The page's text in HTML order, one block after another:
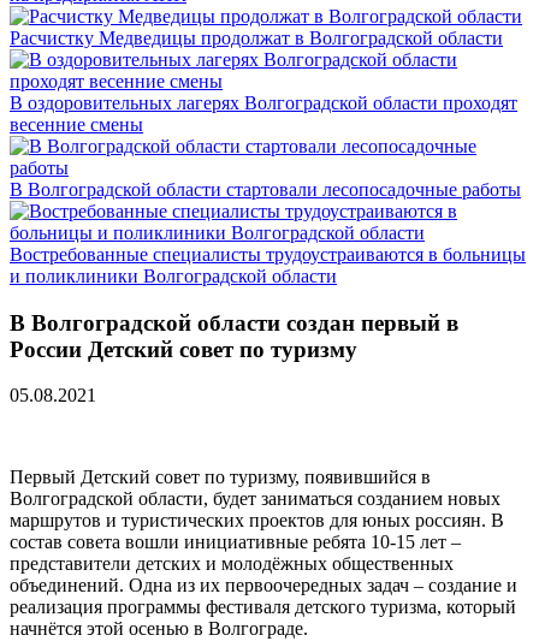
Расчистку Медведицы продолжат в Волгоградской области
В оздоровительных лагерях Волгоградской области проходят
весенние смены
В Волгоградской области стартовали лесопосадочные работы
Востребованные специалисты трудоустраиваются в больницы
и поликлиники Волгоградской области
В Волгоградской области создан первый в
России Детский совет по туризму
05.08.2021
Первый Детский совет по туризму, появившийся в
Волгоградской области, будет заниматься созданием новых
маршрутов и туристических проектов для юных россиян. В
состав совета вошли инициативные ребята 10-15 лет –
представители детских и молодёжных общественных
объединений. Одна из их первоочередных задач – создание и
реализация программы фестиваля детского туризма, который
начнётся этой осенью в Волгограде.